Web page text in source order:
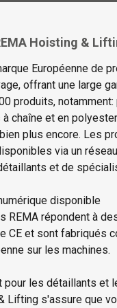
Hoisting &
Européenne de
offrant une large
produits,
à chaîne et en
plus encore. Les
via un
et de
disponible
REMA répondent à
CE et sont fabriqués
sur les machines.
pour les détaillants et
Lifting s'assure que